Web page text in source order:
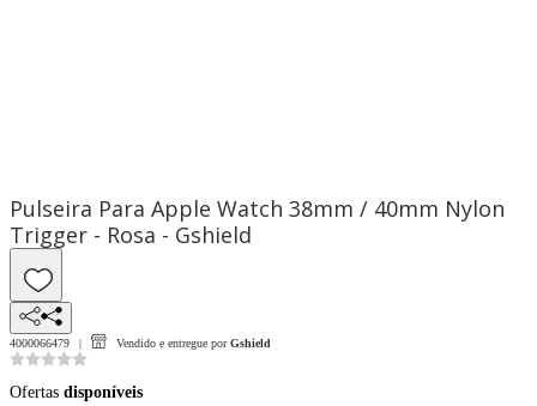
Pulseira Para Apple Watch 38mm / 40mm Nylon
Trigger - Rosa - Gshield
4000066479 Vendido e entregue por Gshield
Ofertas disponíveis